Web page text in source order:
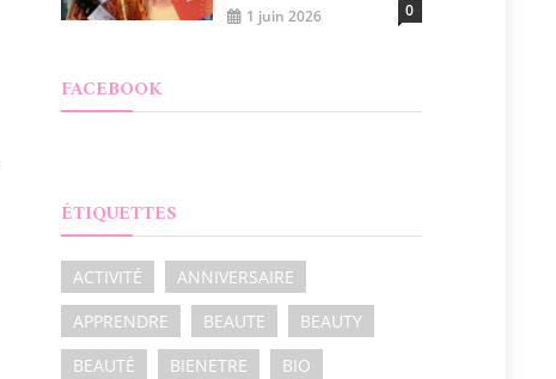
1 juin 2026 0
FACEBOOK
ÉTIQUETTES
ACTIVITÉ
ANNIVERSAIRE
APPRENDRE
BEAUTE
BEAUTY
BEAUTÉ
BIENETRE
BIO